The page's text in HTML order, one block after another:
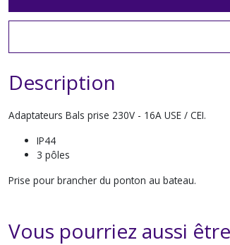
Description
Adaptateurs Bals prise 230V - 16A USE / CEI.
IP44
3 pôles
Prise pour brancher du ponton au bateau.
Vous pourriez aussi